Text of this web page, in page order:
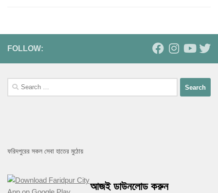
FOLLOW:
Search
for:
ফরিদপুরের সকল সেবা হাতের মুঠোয়
আজই ডাউনলোড করুন